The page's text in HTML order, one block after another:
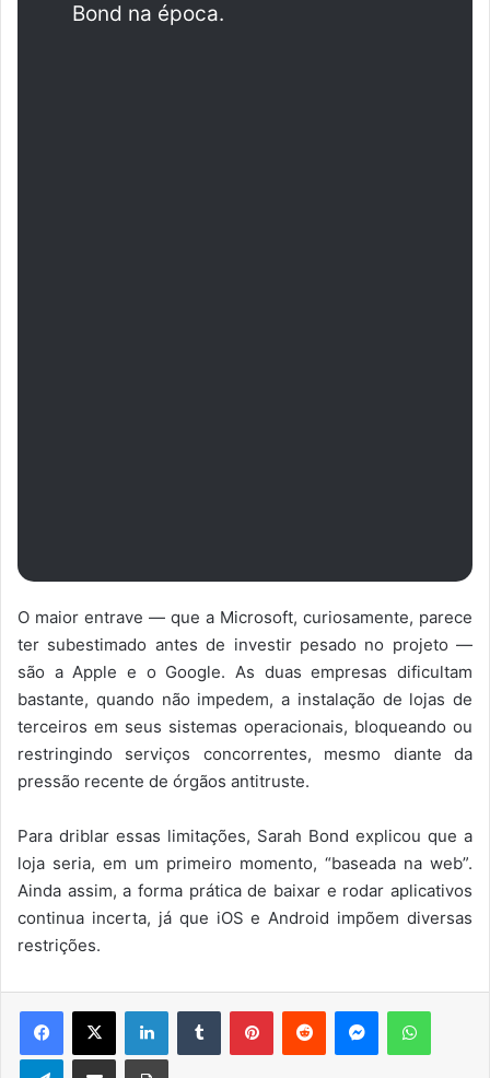
Bond na época.
O maior entrave — que a Microsoft, curiosamente, parece
ter subestimado antes de investir pesado no projeto —
são a Apple e o Google. As duas empresas dificultam
bastante, quando não impedem, a instalação de lojas de
terceiros em seus sistemas operacionais, bloqueando ou
restringindo serviços concorrentes, mesmo diante da
pressão recente de órgãos antitruste.
Para driblar essas limitações, Sarah Bond explicou que a
loja seria, em um primeiro momento, “baseada na web”.
Ainda assim, a forma prática de baixar e rodar aplicativos
continua incerta, já que iOS e Android impõem diversas
restrições.
Facebook
X LinkedinTumblr PinterestReddit Messenger
TelegramCompartilhar via e-mail Imprimir